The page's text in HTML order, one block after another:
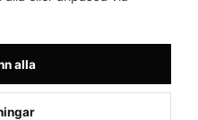
alla